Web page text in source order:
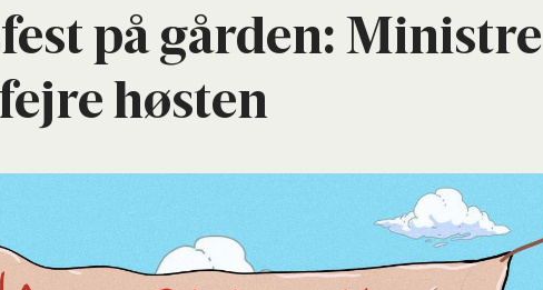
på går­den: Mini­stre
høsten